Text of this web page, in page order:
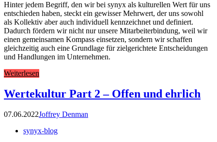
Hinter jedem Begriff, den wir bei synyx als kulturellen Wert für uns
entschieden haben, steckt ein gewisser Mehrwert, der uns sowohl
als Kollektiv aber auch individuell kennzeichnet und definiert.
Dadurch fördern wir nicht nur unsere Mitarbeiterbindung, weil wir
einen gemeinsamen Kompass einsetzen, sondern wir schaffen
gleichzeitig auch eine Grundlage für zielgerichtete Entscheidungen
und Handlungen im Unternehmen.
Weiterlesen
Wertekultur Part 2 – Offen und ehrlich
07.06.2022Joffrey Denman
synyx-blog